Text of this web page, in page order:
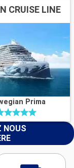
CRUISE LINE
Prima
NOUS